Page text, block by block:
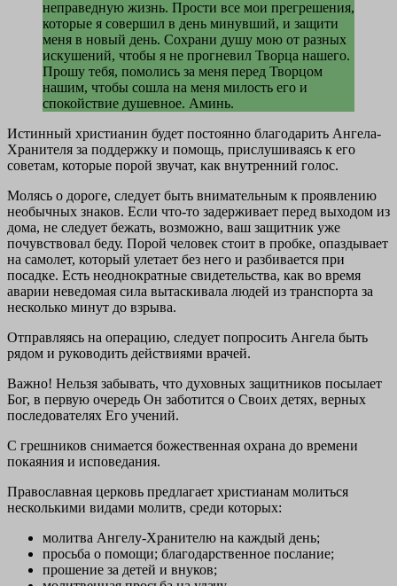
неправедную жизнь. Прости все мои прегрешения,
которые я совершил в день минувший, и защити
меня в новый день. Сохрани душу мою от разных
искушений, чтобы я не прогневил Творца нашего.
Прошу тебя, помолись за меня перед Творцом
нашим, чтобы сошла на меня милость его и
спокойствие душевное. Аминь.
Истинный христианин будет постоянно благодарить Ангела-
Хранителя за поддержку и помощь, прислушиваясь к его
советам, которые порой звучат, как внутренний голос.
Молясь о дороге, следует быть внимательным к проявлению
необычных знаков. Если что-то задерживает перед выходом из
дома, не следует бежать, возможно, ваш защитник уже
почувствовал беду. Порой человек стоит в пробке, опаздывает
на самолет, который улетает без него и разбивается при
посадке. Есть неоднократные свидетельства, как во время
аварии неведомая сила вытаскивала людей из транспорта за
несколько минут до взрыва.
Отправляясь на операцию, следует попросить Ангела быть
рядом и руководить действиями врачей.
Важно! Нельзя забывать, что духовных защитников посылает
Бог, в первую очередь Он заботится о Своих детях, верных
последователях Его учений.
С грешников снимается божественная охрана до времени
покаяния и исповедания.
Православная церковь предлагает христианам молиться
несколькими видами молитв, среди которых:
молитва Ангелу-Хранителю на каждый день;
просьба о помощи; благодарственное послание;
прошение за детей и внуков;